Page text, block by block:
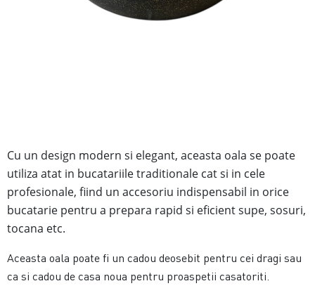
Cu un design modern si elegant, aceasta oala se poate
utiliza atat in bucatariile traditionale cat si in cele
profesionale, fiind un accesoriu indispensabil in orice
bucatarie pentru a prepara rapid si eficient supe, sosuri,
tocana etc.
Aceasta oala poate fi un cadou deosebit pentru cei dragi sau
ca si cadou de casa noua pentru proaspetii casatoriti.